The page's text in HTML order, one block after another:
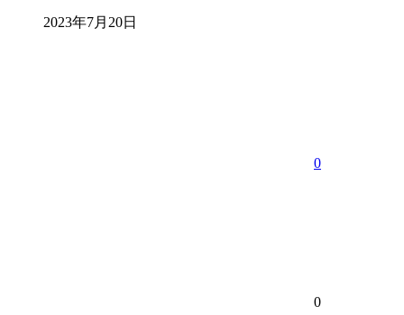
2023年7月20日
0
0